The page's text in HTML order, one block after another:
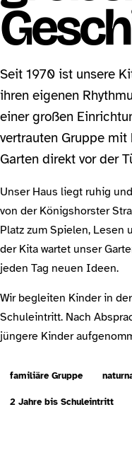
Seit 1970 ist unsere
ihren eigenen
einer großen
vertrauten Gruppe mit
Garten direkt vor der
Unser Haus liegt ruhig
von der Königshorster
Platz zum Spielen, Lesen
der Kita wartet unser
jeden Tag neuen Ideen.
Wir begleiten Kinder in
Schuleintritt. Nach
jüngere Kinder
familiäre Gruppe
2 Jahre bis Schuleintritt